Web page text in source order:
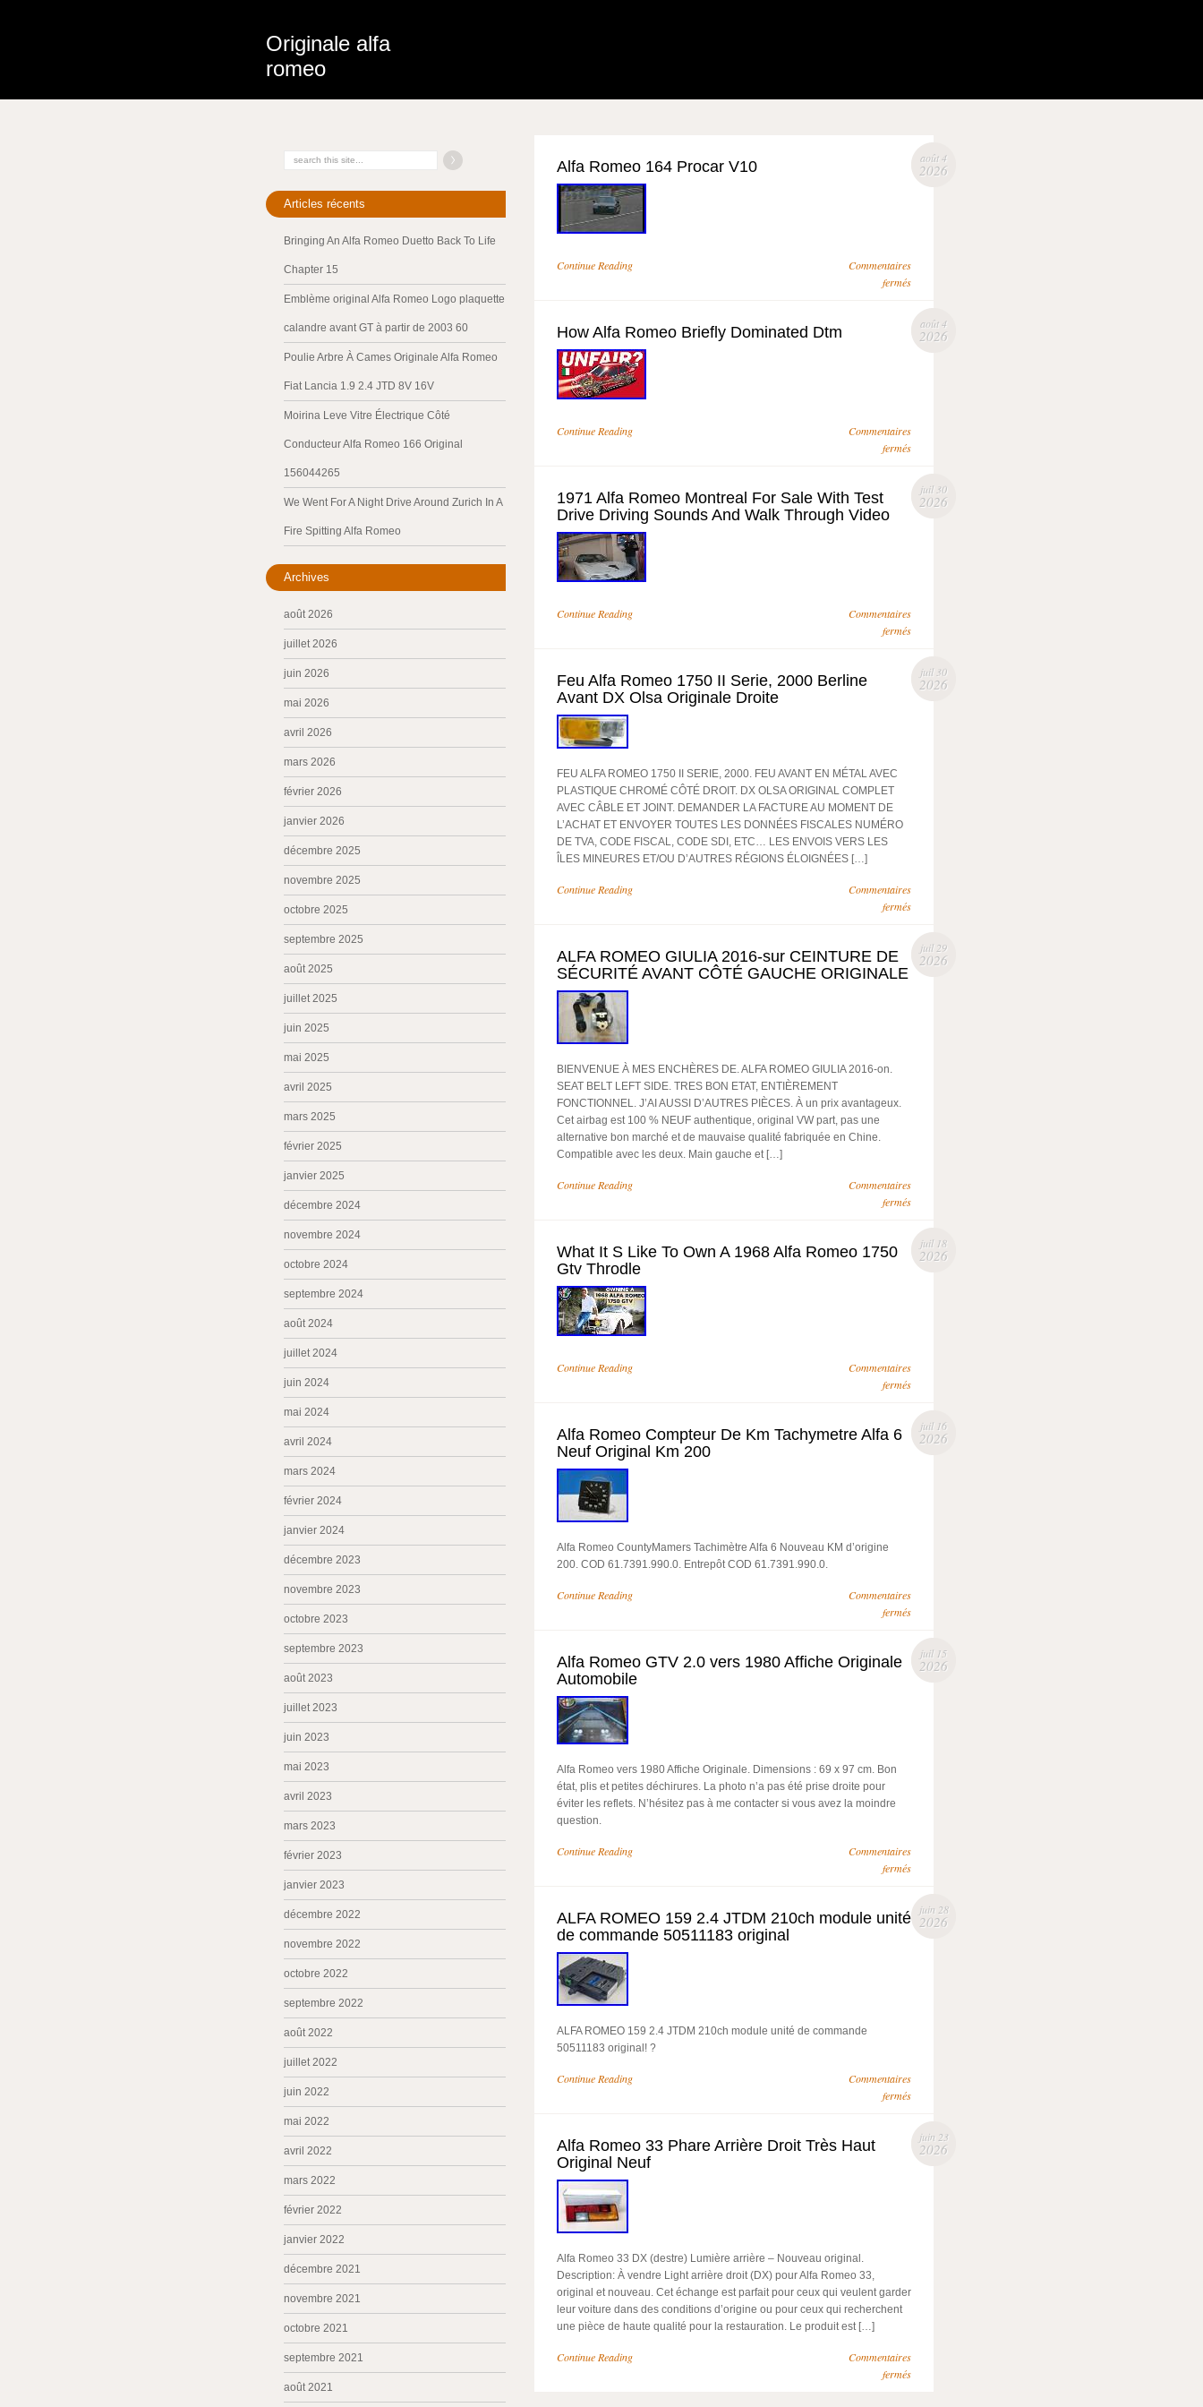
Originale alfa
romeo
août 4
2026
Alfa Romeo 164 Procar V10
Continue Reading
Commentaires
fermés
août 4
2026
How Alfa Romeo Briefly Dominated Dtm
Continue Reading
Commentaires
fermés
juil 30
2026
1971 Alfa Romeo Montreal For Sale With Test
Drive Driving Sounds And Walk Through Video
Continue Reading
Commentaires
fermés
juil 30
2026
Feu Alfa Romeo 1750 II Serie, 2000 Berline
Avant DX Olsa Originale Droite
FEU ALFA ROMEO 1750 II SERIE, 2000. FEU AVANT EN MÉTAL AVEC
PLASTIQUE CHROMÉ CÔTÉ DROIT. DX OLSA ORIGINAL COMPLET
AVEC CÂBLE ET JOINT. DEMANDER LA FACTURE AU MOMENT DE
L’ACHAT ET ENVOYER TOUTES LES DONNÉES FISCALES NUMÉRO
DE TVA, CODE FISCAL, CODE SDI, ETC… LES ENVOIS VERS LES
ÎLES MINEURES ET/OU D’AUTRES RÉGIONS ÉLOIGNÉES […]
Continue Reading
Commentaires
fermés
juil 29
2026
ALFA ROMEO GIULIA 2016-sur CEINTURE DE
SÉCURITÉ AVANT CÔTÉ GAUCHE ORIGINALE
BIENVENUE À MES ENCHÈRES DE. ALFA ROMEO GIULIA 2016-on.
SEAT BELT LEFT SIDE. TRES BON ETAT, ENTIÈREMENT
FONCTIONNEL. J’AI AUSSI D’AUTRES PIÈCES. À un prix avantageux.
Cet airbag est 100 % NEUF authentique, original VW part, pas une
alternative bon marché et de mauvaise qualité fabriquée en Chine.
Compatible avec les deux. Main gauche et […]
Continue Reading
Commentaires
fermés
juil 18
2026
What It S Like To Own A 1968 Alfa Romeo 1750
Gtv Throdle
Continue Reading
Commentaires
fermés
juil 16
2026
Alfa Romeo Compteur De Km Tachymetre Alfa 6
Neuf Original Km 200
Alfa Romeo CountyMamers Tachimètre Alfa 6 Nouveau KM d’origine
200. COD 61.7391.990.0. Entrepôt COD 61.7391.990.0.
Continue Reading
Commentaires
fermés
juil 15
2026
Alfa Romeo GTV 2.0 vers 1980 Affiche Originale
Automobile
Alfa Romeo vers 1980 Affiche Originale. Dimensions : 69 x 97 cm. Bon
état, plis et petites déchirures. La photo n’a pas été prise droite pour
éviter les reflets. N’hésitez pas à me contacter si vous avez la moindre
question.
Continue Reading
Commentaires
fermés
juin 28
2026
ALFA ROMEO 159 2.4 JTDM 210ch module unité
de commande 50511183 original
ALFA ROMEO 159 2.4 JTDM 210ch module unité de commande
50511183 original! ?
Continue Reading
Commentaires
fermés
juin 23
2026
Alfa Romeo 33 Phare Arrière Droit Très Haut
Original Neuf
Alfa Romeo 33 DX (destre) Lumière arrière – Nouveau original.
Description: À vendre Light arrière droit (DX) pour Alfa Romeo 33,
original et nouveau. Cet échange est parfait pour ceux qui veulent garder
leur voiture dans des conditions d’origine ou pour ceux qui recherchent
une pièce de haute qualité pour la restauration. Le produit est […]
Continue Reading
Commentaires
fermés
Articles récents
Bringing An Alfa Romeo Duetto Back To Life
Chapter 15
Emblème original Alfa Romeo Logo plaquette
calandre avant GT à partir de 2003 60
Poulie Arbre À Cames Originale Alfa Romeo
Fiat Lancia 1.9 2.4 JTD 8V 16V
Moirina Leve Vitre Électrique Côté
Conducteur Alfa Romeo 166 Original
156044265
We Went For A Night Drive Around Zurich In A
Fire Spitting Alfa Romeo
Archives
août 2026
juillet 2026
juin 2026
mai 2026
avril 2026
mars 2026
février 2026
janvier 2026
décembre 2025
novembre 2025
octobre 2025
septembre 2025
août 2025
juillet 2025
juin 2025
mai 2025
avril 2025
mars 2025
février 2025
janvier 2025
décembre 2024
novembre 2024
octobre 2024
septembre 2024
août 2024
juillet 2024
juin 2024
mai 2024
avril 2024
mars 2024
février 2024
janvier 2024
décembre 2023
novembre 2023
octobre 2023
septembre 2023
août 2023
juillet 2023
juin 2023
mai 2023
avril 2023
mars 2023
février 2023
janvier 2023
décembre 2022
novembre 2022
octobre 2022
septembre 2022
août 2022
juillet 2022
juin 2022
mai 2022
avril 2022
mars 2022
février 2022
janvier 2022
décembre 2021
novembre 2021
octobre 2021
septembre 2021
août 2021